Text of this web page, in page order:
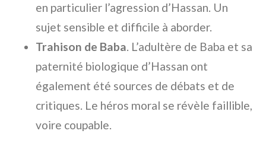
en particulier l’agression d’Hassan. Un
sujet sensible et difficile à aborder.
Trahison de Baba. L’adultère de Baba et sa
paternité biologique d’Hassan ont
également été sources de débats et de
critiques. Le héros moral se révèle faillible,
voire coupable.